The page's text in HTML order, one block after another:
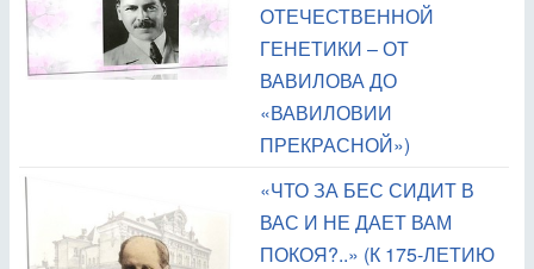
ОТЕЧЕСТВЕННОЙ
ГЕНЕТИКИ – ОТ
ВАВИЛОВА ДО
«ВАВИЛОВИИ
ПРЕКРАСНОЙ»)
«ЧТО ЗА БЕС СИДИТ В
ВАС И НЕ ДАЕТ ВАМ
ПОКОЯ?..» (К 175-ЛЕТИЮ